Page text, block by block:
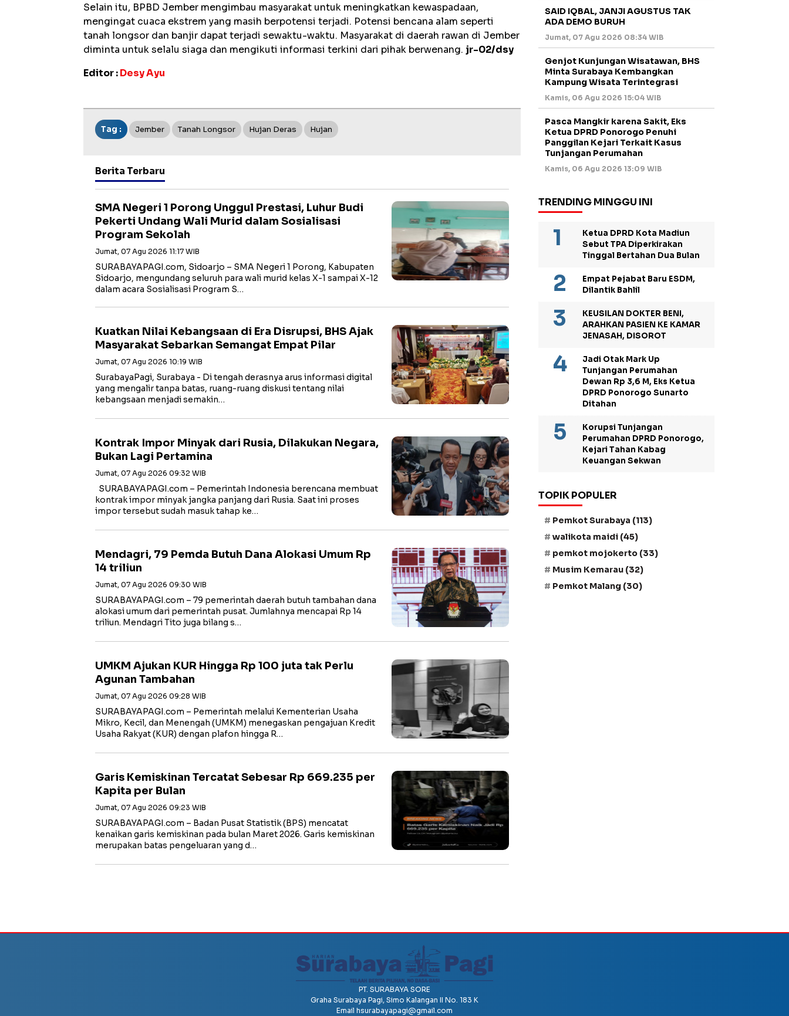
Selain itu, BPBD Jember mengimbau masyarakat untuk meningkatkan kewaspadaan,
mengingat cuaca ekstrem yang masih berpotensi terjadi. Potensi bencana alam seperti
tanah longsor dan banjir dapat terjadi sewaktu-waktu. Masyarakat di daerah rawan di Jember
diminta untuk selalu siaga dan mengikuti informasi terkini dari pihak berwenang. jr-02/dsy
Editor :Desy Ayu
Tag : Jember Tanah Longsor Hujan Deras Hujan
Berita Terbaru
SMA Negeri 1 Porong Unggul Prestasi, Luhur Budi
Pekerti Undang Wali Murid dalam Sosialisasi
Program Sekolah
Jumat, 07 Agu 2026 11:17 WIB
SURABAYAPAGI.com, Sidoarjo – SMA Negeri 1 Porong, Kabupaten
Sidoarjo, mengundang seluruh para wali murid kelas X-1 sampai X-12
dalam acara Sosialisasi Program S…
Kuatkan Nilai Kebangsaan di Era Disrupsi, BHS Ajak
Masyarakat Sebarkan Semangat Empat Pilar
Jumat, 07 Agu 2026 10:19 WIB
SurabayaPagi, Surabaya - Di tengah derasnya arus informasi digital
yang mengalir tanpa batas, ruang-ruang diskusi tentang nilai
kebangsaan menjadi semakin…
Kontrak Impor Minyak dari Rusia, Dilakukan Negara,
Bukan Lagi Pertamina
Jumat, 07 Agu 2026 09:32 WIB
SURABAYAPAGI.com – Pemerintah Indonesia berencana membuat
kontrak impor minyak jangka panjang dari Rusia. Saat ini proses
impor tersebut sudah masuk tahap ke…
Mendagri, 79 Pemda Butuh Dana Alokasi Umum Rp
14 triliun
Jumat, 07 Agu 2026 09:30 WIB
SURABAYAPAGI.com – 79 pemerintah daerah butuh tambahan dana
alokasi umum dari pemerintah pusat. Jumlahnya mencapai Rp 14
triliun. Mendagri Tito juga bilang s…
UMKM Ajukan KUR Hingga Rp 100 juta tak Perlu
Agunan Tambahan
Jumat, 07 Agu 2026 09:28 WIB
SURABAYAPAGI.com – Pemerintah melalui Kementerian Usaha
Mikro, Kecil, dan Menengah (UMKM) menegaskan pengajuan Kredit
Usaha Rakyat (KUR) dengan plafon hingga R…
Garis Kemiskinan Tercatat Sebesar Rp 669.235 per
Kapita per Bulan
Jumat, 07 Agu 2026 09:23 WIB
SURABAYAPAGI.com – Badan Pusat Statistik (BPS) mencatat
kenaikan garis kemiskinan pada bulan Maret 2026. Garis kemiskinan
merupakan batas pengeluaran yang d…
SAID IQBAL, JANJI AGUSTUS TAK
ADA DEMO BURUH
Jumat, 07 Agu 2026 08:34 WIB
Genjot Kunjungan Wisatawan, BHS
Minta Surabaya Kembangkan
Kampung Wisata Terintegrasi
Kamis, 06 Agu 2026 15:04 WIB
Pasca Mangkir karena Sakit, Eks
Ketua DPRD Ponorogo Penuhi
Panggilan Kejari Terkait Kasus
Tunjangan Perumahan
Kamis, 06 Agu 2026 13:09 WIB
TRENDING MINGGU INI
Ketua DPRD Kota Madiun
Sebut TPA Diperkirakan
Tinggal Bertahan Dua Bulan
Empat Pejabat Baru ESDM,
Dilantik Bahlil
KEUSILAN DOKTER BENI,
ARAHKAN PASIEN KE KAMAR
JENASAH, DISOROT
Jadi Otak Mark Up
Tunjangan Perumahan
Dewan Rp 3,6 M, Eks Ketua
DPRD Ponorogo Sunarto
Ditahan
Korupsi Tunjangan
Perumahan DPRD Ponorogo,
Kejari Tahan Kabag
Keuangan Sekwan
TOPIK POPULER
Pemkot Surabaya (113)
walikota maidi (45)
pemkot mojokerto (33)
Musim Kemarau (32)
Pemkot Malang (30)
PT. SURABAYA SORE
Graha Surabaya Pagi, Simo Kalangan II No. 183 K
Email hsurabayapagi@gmail.com